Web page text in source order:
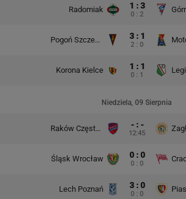
Radomiak 1 : 3
0 : 2
Pogoń Szczecin 3 : 1
2 : 0
Korona Kielce 1 : 1
0 : 1
Niedziela, 09 Sierpnia
Raków Częstochowa - : -
12:45
Śląsk Wrocław 0 : 0
0 : 0
Lech Poznań 3 : 0
0 : 0